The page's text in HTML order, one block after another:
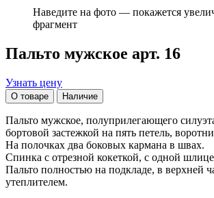
Наведите на фото — покажется
фрагмент
Пальто мужское арт. 16
Узнать цену
О товаре Наличие
Пальто мужское, полуприлегающего
бортовой застежкой на пять петель,
На полочках два боковых кармана в швах.
Спинка с отрезной кокеткой, с одной
Пальто полностью на подкладе, в верхней
утеплителем.